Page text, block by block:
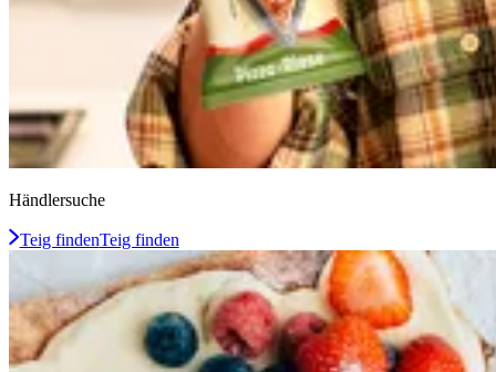
Händlersuche
Teig findenTeig finden